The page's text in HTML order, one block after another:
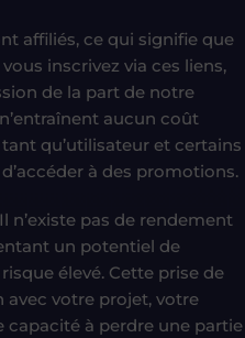
affiliés, ce qui signifie que
inscrivez via ces liens,
de la part de notre
aucun coût
qu’utilisateur et certains
à des promotions.
Il n’existe pas de rendement
un potentiel de
élevé. Cette prise de
votre projet, votre
à perdre une partie